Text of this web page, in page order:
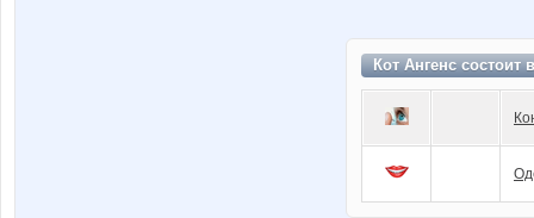
Кот Ангенс состоит